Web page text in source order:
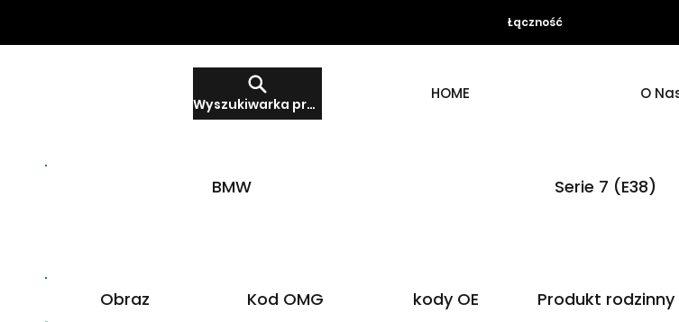
HOME O
Wyszukiwarka produktów
Łączność
Obraz Kod OMG kody OE Produkt rodzinny
BMW Serie 7 (E38)